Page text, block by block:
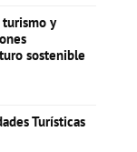
y
sostenible
Turísticas